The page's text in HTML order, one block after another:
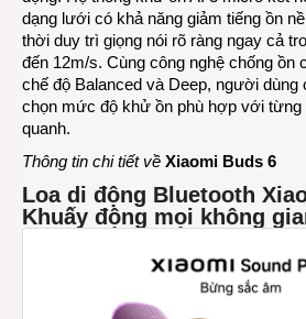
dạng lưới có khả năng giảm tiếng ồn
thời duy trì giọng nói rõ ràng ngay cả
đến 12m/s. Cùng công nghệ chống ồn
chế độ Balanced và Deep, người dùng
chọn mức độ khử ồn phù hợp với
quanh.
Thông tin chi tiết về Xiaomi Buds 6
Loa di động Bluetooth
Khuấy động mọi không